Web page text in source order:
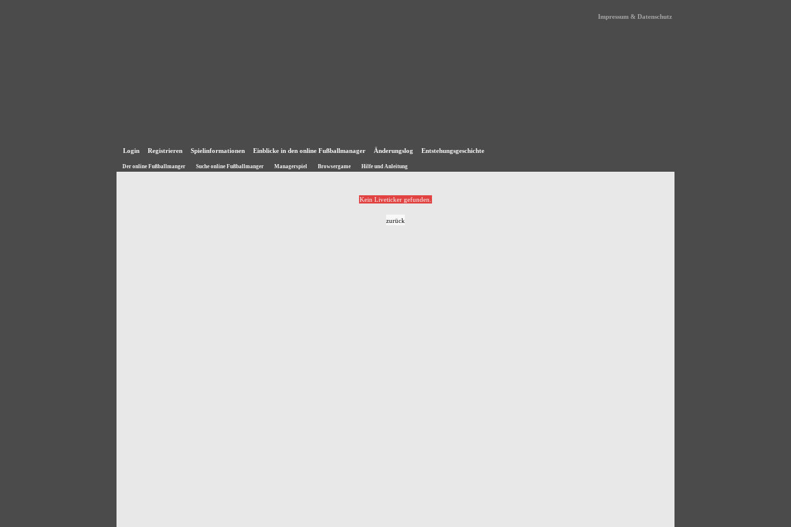
Impressum & Datenschutz
Login Registrieren Spielinformationen Einblicke in den online Fußballmanager Änderungslog Entstehungsgeschichte
Der online Fußballmanger Suche online Fußballmanger Managerspiel Browsergame Hilfe und Anleitung
Kein Liveticker gefunden.
zurück